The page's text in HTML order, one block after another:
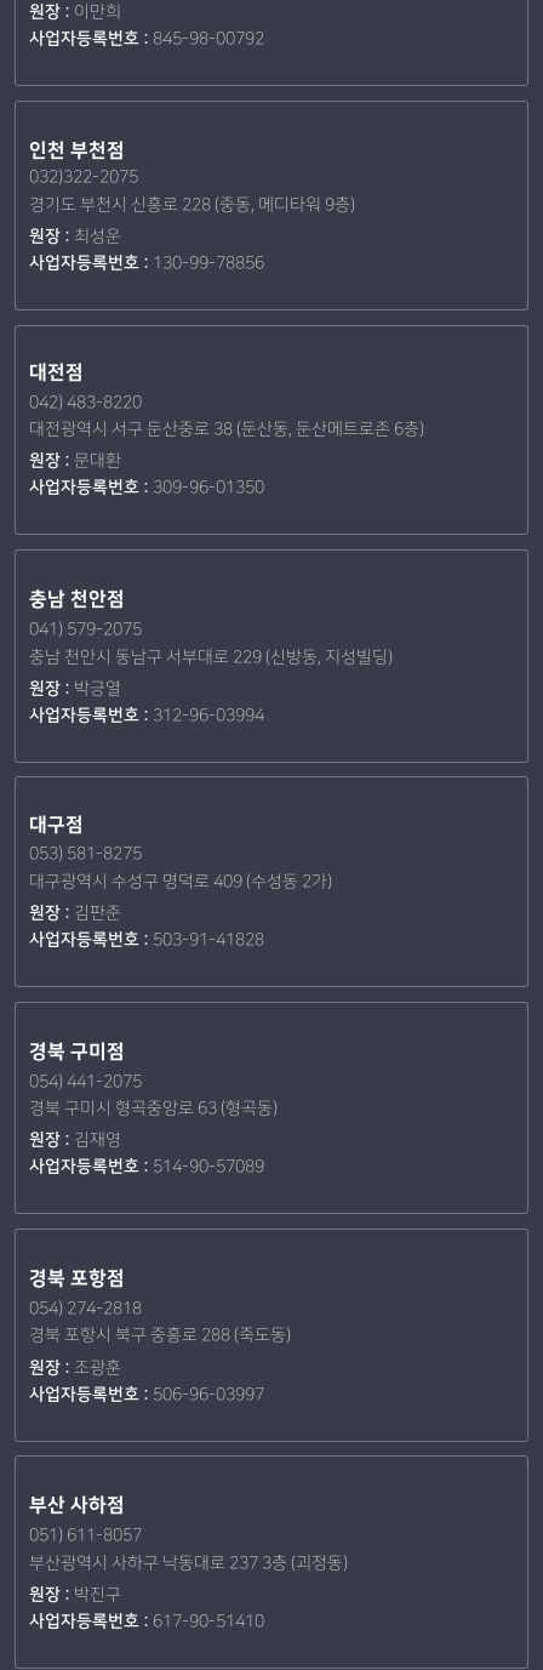
원장 : 이만희
사업자등록번호 : 845-98-00792
인천 부천점
032)322-2075
경기도 부천시 신흥로 228 (중동, 메디타워 9층)
원장 : 최성운
사업자등록번호 : 130-99-78856
대전점
042) 483-8220
대전광역시 서구 둔산중로 38 (둔산동, 둔산메트로존 6층)
원장 : 문대환
사업자등록번호 : 309-96-01350
충남 천안점
041) 579-2075
충남 천안시 동남구 서부대로 229 (신방동, 지성빌딩)
원장 : 박긍열
사업자등록번호 : 312-96-03994
대구점
053) 581-8275
대구광역시 수성구 명덕로 409 (수성동 2가)
원장 : 김판준
사업자등록번호 : 503-91-41828
경북 구미점
054) 441-2075
경북 구미시 형곡중앙로 63 (형곡동)
원장 : 김재영
사업자등록번호 : 514-90-57089
경북 포항점
054) 274-2818
경북 포항시 북구 중흥로 288 (죽도동)
원장 :조광훈
사업자등록번호 : 506-96-03997
부산 사하점
051) 611-8057
부산광역시 사하구 낙동대로 237 3층 (괴정동)
원장 : 박진구
사업자등록번호 : 617-90-51410